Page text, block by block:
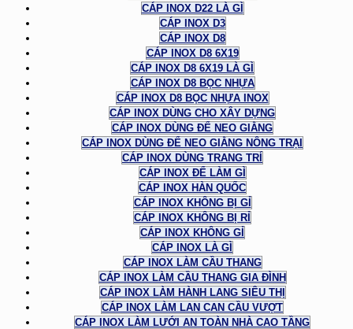
CÁP INOX D22 LÀ GÌ
CÁP INOX D3
CÁP INOX D8
CÁP INOX D8 6X19
CÁP INOX D8 6X19 LÀ GÌ
CÁP INOX D8 BỌC NHỰA
CÁP INOX D8 BỌC NHỰA INOX
CÁP INOX DÙNG CHO XÂY DỰNG
CÁP INOX DÙNG ĐỂ NEO GIẰNG
CÁP INOX DÙNG ĐỂ NEO GIẰNG NÔNG TRẠI
CÁP INOX DÙNG TRANG TRÍ
CÁP INOX ĐỂ LÀM GÌ
CÁP INOX HÀN QUỐC
CÁP INOX KHÔNG BỊ GỈ
CÁP INOX KHÔNG BỊ RỈ
CÁP INOX KHÔNG GỈ
CÁP INOX LÀ GÌ
CÁP INOX LÀM CẦU THANG
CÁP INOX LÀM CẦU THANG GIA ĐÌNH
CÁP INOX LÀM HÀNH LANG SIÊU THỊ
CÁP INOX LÀM LAN CAN CẦU VƯỢT
CÁP INOX LÀM LƯỚI AN TOÀN NHÀ CAO TẦNG